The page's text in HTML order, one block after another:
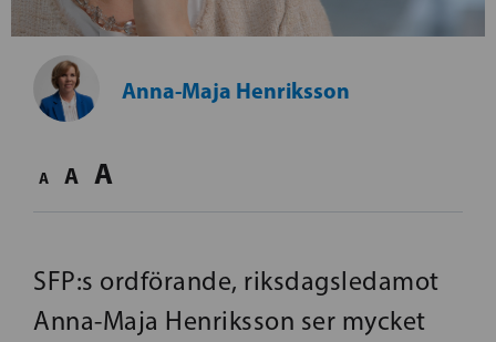
Anna-Maja Henriksson
A A A
SFP:s ordförande, riksdagsledamot
Anna-Maja Henriksson ser mycket